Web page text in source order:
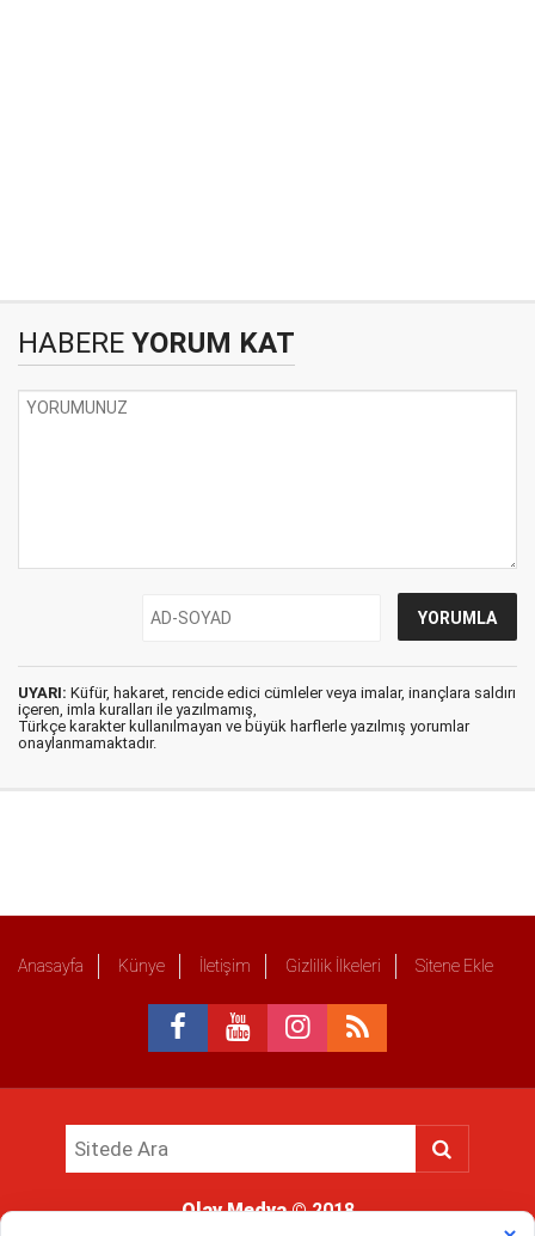
HABERE YORUM KAT
UYARI: Küfür, hakaret, rencide edici cümleler veya imalar, inançlara saldırı
içeren, imla kuralları ile yazılmamış,
Türkçe karakter kullanılmayan ve büyük harflerle yazılmış yorumlar
onaylanmamaktadır.
Anasayfa Künye İletişim Gizlilik İlkeleri Sitene Ekle
Olay Medya© 2018